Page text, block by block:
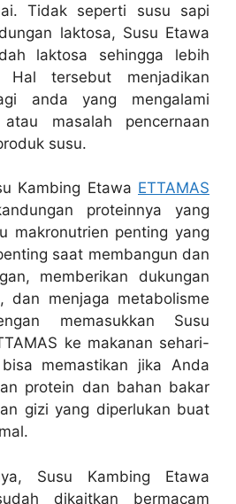
Tidak seperti susu sapi
laktosa, Susu Etawa
laktosa sehingga lebih
Hal tersebut menjadikan
anda yang mengalami
atau masalah pencernaan
susu.
Kambing Etawa ETTAMAS
proteinnya yang
makronutrien penting yang
saat membangun dan
memberikan dukungan
dan menjaga metabolisme
memasukkan Susu
ke makanan sehari-
memastikan jika Anda
protein dan bahan bakar
gizi yang diperlukan buat
Susu Kambing Etawa
dikaitkan bermacam